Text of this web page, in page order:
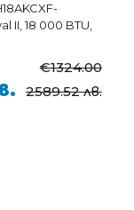
II, 18 000 BTU,
€1324.00
2589.52 лв.